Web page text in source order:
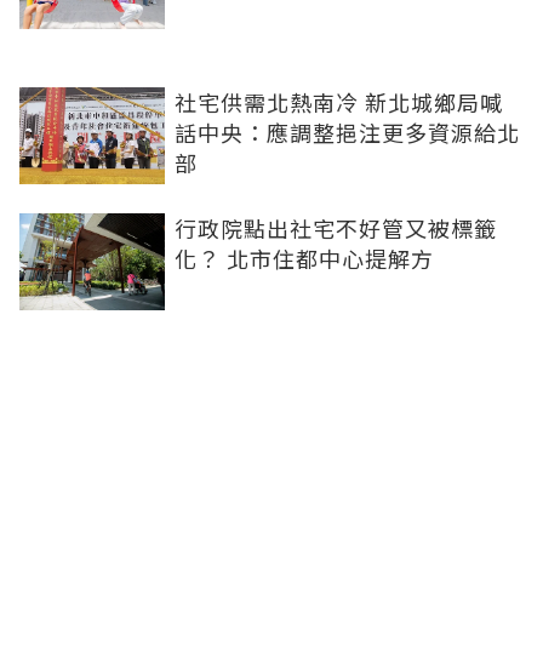
社宅供需北熱南冷 新北城鄉局喊
話中央：應調整挹注更多資源給北
部
行政院點出社宅不好管又被標籤
化？ 北市住都中心提解方